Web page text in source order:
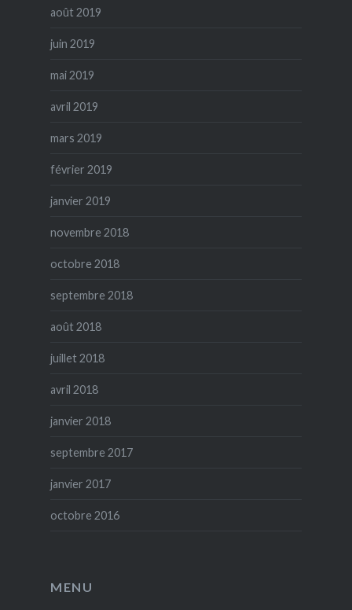
août 2019
juin 2019
mai 2019
avril 2019
mars 2019
février 2019
janvier 2019
novembre 2018
octobre 2018
septembre 2018
août 2018
juillet 2018
avril 2018
janvier 2018
septembre 2017
janvier 2017
octobre 2016
MENU